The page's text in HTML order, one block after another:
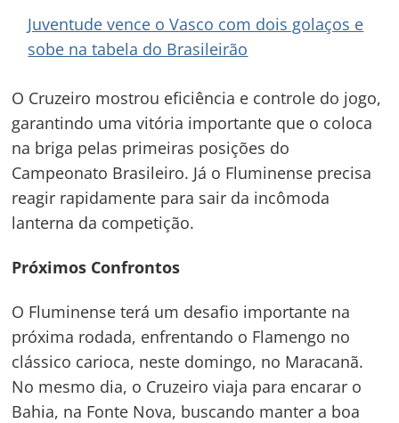
Juventude vence o Vasco com dois golaços e
sobe na tabela do Brasileirão
O Cruzeiro mostrou eficiência e controle do jogo,
garantindo uma vitória importante que o coloca
na briga pelas primeiras posições do
Campeonato Brasileiro. Já o Fluminense precisa
reagir rapidamente para sair da incômoda
lanterna da competição.
Próximos Confrontos
O Fluminense terá um desafio importante na
próxima rodada, enfrentando o Flamengo no
clássico carioca, neste domingo, no Maracanã.
No mesmo dia, o Cruzeiro viaja para encarar o
Bahia, na Fonte Nova, buscando manter a boa